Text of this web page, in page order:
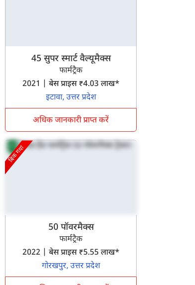
45 सुपर स्मार्ट वैल्यूमैक्स
फार्मट्रैक
2021 | बेस प्राइस ₹4.03 लाख*
इटावा, उत्तर प्रदेश
अधिक जानकारी प्राप्त करें
बिक गया
50 पॉवरमैक्स
फार्मट्रैक
2022 | बेस प्राइस ₹5.55 लाख*
गोरखपुर, उत्तर प्रदेश